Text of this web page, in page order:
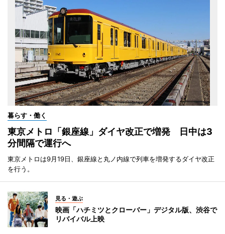
暮らす・働く
東京メトロ「銀座線」ダイヤ改正で増発 日中は3
分間隔で運行へ
東京メトロは9月19日、銀座線と丸ノ内線で列車を増発するダイヤ改正
を行う。
見る・遊ぶ
映画「ハチミツとクローバー」デジタル版、渋谷で
リバイバル上映